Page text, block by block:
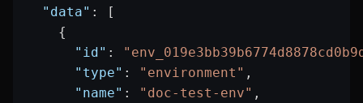
  "data"
: [
    {
      "id"
:
      "type"
: "environment" ,
      "name"
: "doc-test-env" ,